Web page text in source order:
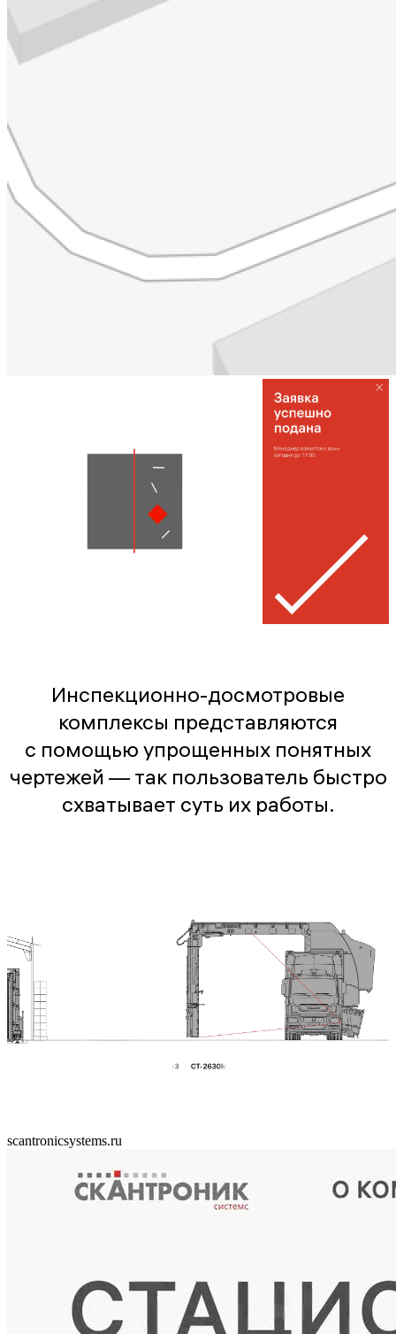
Инспекционно-досмотровые
комплексы представляются
с помощью упрощенных понятных
чертежей — так пользователь быстро
схватывает суть их работы.
scantronicsystems.ru